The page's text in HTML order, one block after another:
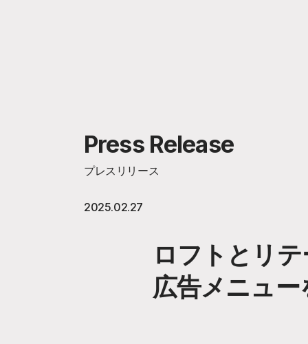
Press Release
プレスリリース
2025.02.27
ロフトとリ
広告メニュ